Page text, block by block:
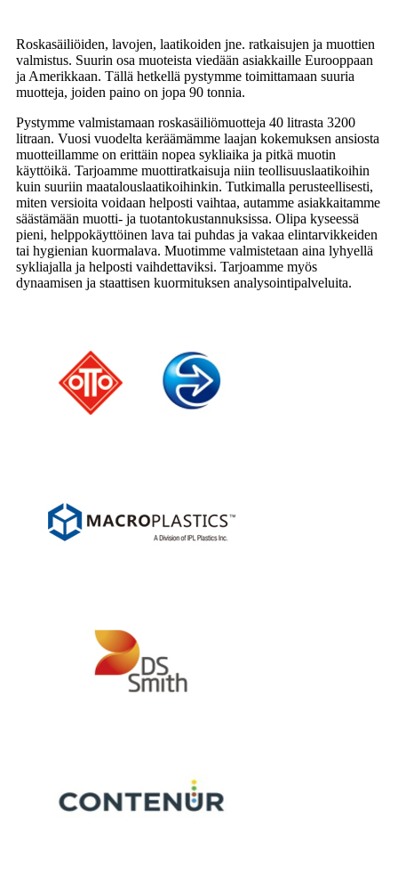
Roskasäiliöiden, lavojen, laatikoiden jne. ratkaisujen ja muottien
valmistus. Suurin osa muoteista viedään asiakkaille Eurooppaan
ja Amerikkaan. Tällä hetkellä pystymme toimittamaan suuria
muotteja, joiden paino on jopa 90 tonnia.
Pystymme valmistamaan roskasäiliömuotteja 40 litrasta 3200
litraan. Vuosi vuodelta keräämämme laajan kokemuksen ansiosta
muotteillamme on erittäin nopea sykliaika ja pitkä muotin
käyttöikä. Tarjoamme muottiratkaisuja niin teollisuuslaatikoihin
kuin suuriin maatalouslaatikoihinkin. Tutkimalla perusteellisesti,
miten versioita voidaan helposti vaihtaa, autamme asiakkaitamme
säästämään muotti- ja tuotantokustannuksissa. Olipa kyseessä
pieni, helppokäyttöinen lava tai puhdas ja vakaa elintarvikkeiden
tai hygienian kuormalava. Muotimme valmistetaan aina lyhyellä
sykliajalla ja helposti vaihdettaviksi. Tarjoamme myös
dynaamisen ja staattisen kuormituksen analysointipalveluita.